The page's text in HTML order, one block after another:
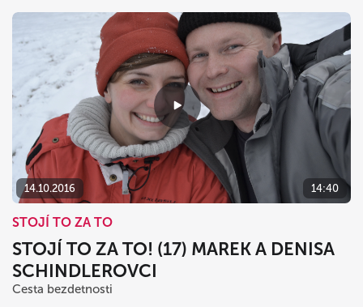
14.10.2016 14:40
STOJÍ TO ZA TO
STOJÍ TO ZA TO! (17) MAREK A DENISA
SCHINDLEROVCI
Cesta bezdetnosti